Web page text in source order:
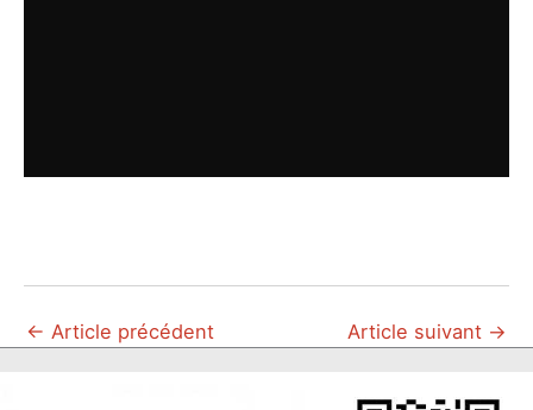
← Article précédent Article suivant →